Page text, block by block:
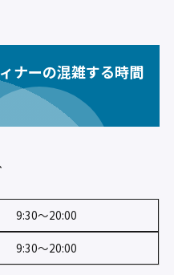
ナーの混雑する時間
9:30〜20:00
9:30〜20:00